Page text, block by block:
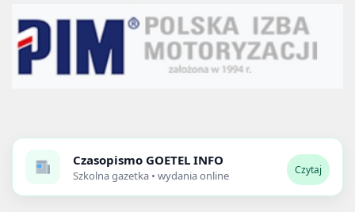
Czasopismo GOETEL INFO
Szkolna gazetka • wydania online Czytaj